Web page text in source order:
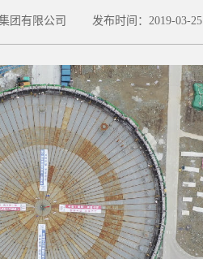
集团有限公司 发布时间：2019-03-25